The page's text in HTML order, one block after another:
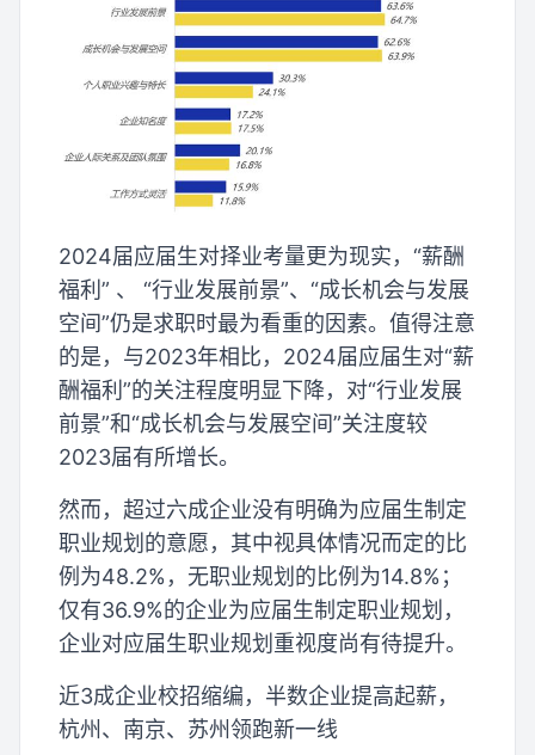
2024届应届生对择业考量更为现实，“薪酬
福利” 、 “行业发展前景”、“成长机会与发展
空间”仍是求职时最为看重的因素。值得注意
的是，与2023年相比，2024届应届生对“薪
酬福利”的关注程度明显下降，对“行业发展
前景”和“成长机会与发展空间”关注度较
2023届有所增长。
然而，超过六成企业没有明确为应届生制定
职业规划的意愿，其中视具体情况而定的比
例为48.2%，无职业规划的比例为14.8%；
仅有36.9%的企业为应届生制定职业规划，
企业对应届生职业规划重视度尚有待提升。
近3成企业校招缩编，半数企业提高起薪，
杭州、南京、苏州领跑新一线